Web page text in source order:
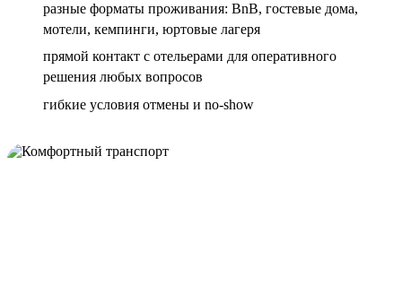
разные форматы проживания: BnB, гостевые дома,
мотели, кемпинги, юртовые лагеря
прямой контакт с отельерами для оперативного
решения любых вопросов
гибкие условия отмены и no-show